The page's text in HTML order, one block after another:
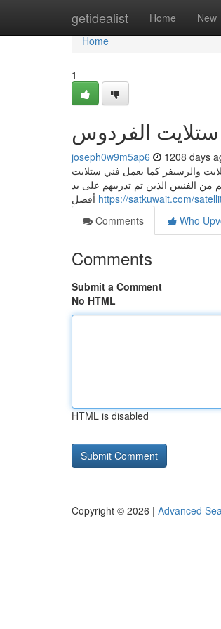
getidealist Home New
Home
Home
1
الفردوس
joseph0w9m5ap6 1208 days
والرسيفر كما يعمل فني ستلايت
الفنيين الذين تم تدريبهم على يد
https://satkuwait.com/
Comments
Who
Comments
Submit a Comment
No HTML
HTML is disabled
Copyright © 2026 | Advanced